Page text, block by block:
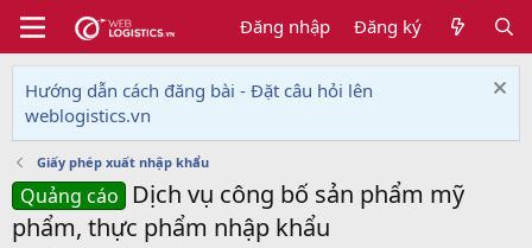
Đăng nhập Đăng ký
Hướng dẫn cách đăng bài - Đặt câu hỏi lên
weblogistics.vn
Giấy phép xuất nhập khẩu
Quảng cáo
Dịch vụ công bố sản phẩm mỹ
phẩm, thực phẩm nhập khẩu